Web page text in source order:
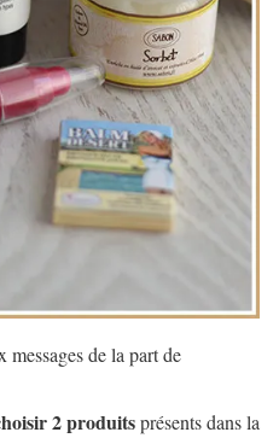
de la part de
2 produitsprésents dans la